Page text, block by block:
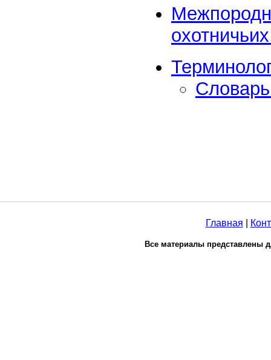
Главная
Все материалы представлены